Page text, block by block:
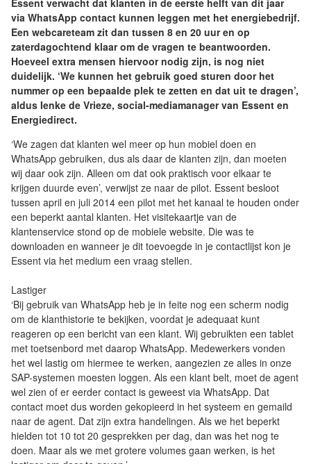
Essent verwacht dat klanten in de eerste helft van dit jaar
via WhatsApp contact kunnen leggen met het energiebedrijf.
Een webcareteam zit dan tussen 8 en 20 uur en op
zaterdagochtend klaar om de vragen te beantwoorden.
Hoeveel extra mensen hiervoor nodig zijn, is nog niet
duidelijk. ‘We kunnen het gebruik goed sturen door het
nummer op een bepaalde plek te zetten en dat uit te dragen’,
aldus Ienke de Vrieze, social-mediamanager van Essent en
Energiedirect.
‘We zagen dat klanten wel meer op hun mobiel doen en
WhatsApp gebruiken, dus als daar de klanten zijn, dan moeten
wij daar ook zijn. Alleen om dat ook praktisch voor elkaar te
krijgen duurde even’, verwijst ze naar de pilot. Essent besloot
tussen april en juli 2014 een pilot met het kanaal te houden onder
een beperkt aantal klanten. Het visitekaartje van de
klantenservice stond op de mobiele website. Die was te
downloaden en wanneer je dit toevoegde in je contactlijst kon je
Essent via het medium een vraag stellen.
Lastiger
‘Bij gebruik van WhatsApp heb je in feite nog een scherm nodig
om de klanthistorie te bekijken, voordat je adequaat kunt
reageren op een bericht van een klant. Wij gebruikten een tablet
met toetsenbord met daarop WhatsApp. Medewerkers vonden
het wel lastig om hiermee te werken, aangezien ze alles in onze
SAP-systemen moesten loggen. Als een klant belt, moet de agent
wel zien of er eerder contact is geweest via WhatsApp. Dat
contact moet dus worden gekopieerd in het systeem en gemaild
naar de agent. Dat zijn extra handelingen. Als we het beperkt
hielden tot 10 tot 20 gesprekken per dag, dan was het nog te
doen. Maar als we met grotere volumes gaan werken, is het